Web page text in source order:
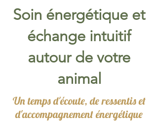
Soin énergétique et
échange intuitif
autour de votre
animal
Un temps d'écoute, de ressentis et
d'accompagnement énergétique